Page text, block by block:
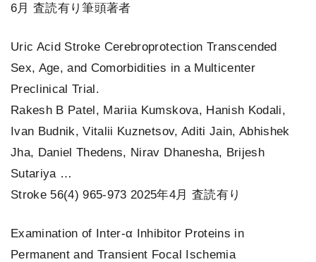
6月 査読有り筆頭著者
Uric Acid Stroke Cerebroprotection Transcended
Sex, Age, and Comorbidities in a Multicenter
Preclinical Trial.
Rakesh B Patel, Mariia Kumskova, Hanish Kodali,
Ivan Budnik, Vitalii Kuznetsov, Aditi Jain, Abhishek
Jha, Daniel Thedens, Nirav Dhanesha, Brijesh
Sutariya …
Stroke 56(4) 965-973 2025年4月 査読有り
Examination of Inter‐α Inhibitor Proteins in
Permanent and Transient Focal Ischemia